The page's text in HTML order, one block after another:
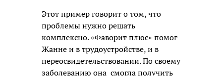
Этот пример говорит о том, что
проблемы нужно решать
комплексно. «Фаворит плюс» помог
Жанне и в трудоустройстве, и в
переосвидетельствовании. По своему
заболеванию она смогла получить